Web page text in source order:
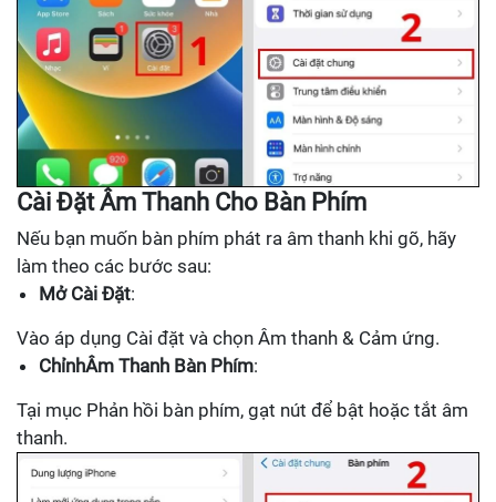
Cài Đặt Âm Thanh Cho Bàn Phím
Nếu bạn muốn bàn phím phát ra âm thanh khi gõ, hãy
làm theo các bước sau:
Mở Cài Đặt:
Vào áp dụng Cài đặt và chọn Âm thanh & Cảm ứng.
ChỉnhÂm Thanh Bàn Phím:
Tại mục Phản hồi bàn phím, gạt nút để bật hoặc tắt âm
thanh.